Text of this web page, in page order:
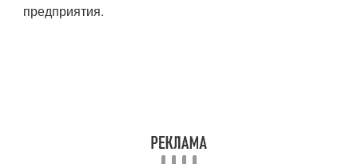
предприятия.